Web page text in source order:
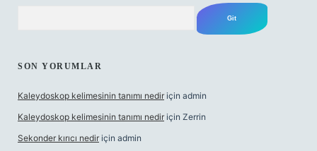
SON YORUMLAR
Kaleydoskop kelimesinin tanımı nedir için admin
Kaleydoskop kelimesinin tanımı nedir için Zerrin
Sekonder kırıcı nedir için admin